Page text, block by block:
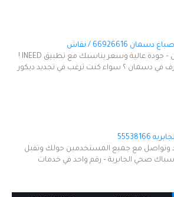
66926616 / نقاش
🏠 فني صبغ في دسمان – جودة عالية وسعر يناسبك مع تطبيق INEED !
في دسمان ؟ سواء كنت ترغب في تجديد ديكور
وتواصل مع جميع المستخدمين حولك وتقبل
صحي الجابرية – رقم واحد في خدمات